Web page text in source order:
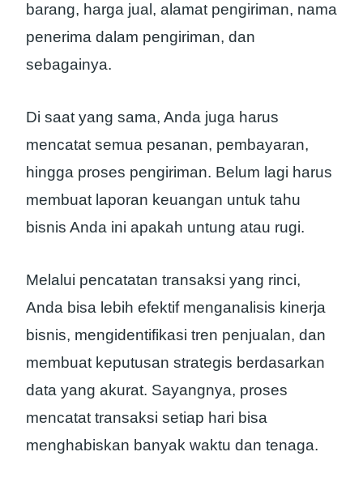
barang, harga jual, alamat pengiriman, nama
penerima dalam pengiriman, dan
sebagainya.
Di saat yang sama, Anda juga harus
mencatat semua pesanan, pembayaran,
hingga proses pengiriman. Belum lagi harus
membuat laporan keuangan untuk tahu
bisnis Anda ini apakah untung atau rugi.
Melalui pencatatan transaksi yang rinci,
Anda bisa lebih efektif menganalisis kinerja
bisnis, mengidentifikasi tren penjualan, dan
membuat keputusan strategis berdasarkan
data yang akurat. Sayangnya, proses
mencatat transaksi setiap hari bisa
menghabiskan banyak waktu dan tenaga.